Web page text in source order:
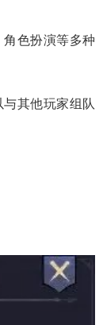
色扮演等多种
其他玩家组队